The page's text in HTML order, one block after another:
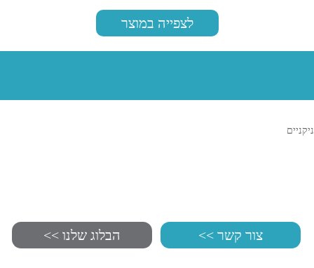
לצפייה במוצר
ניקניים
צור קשר >> הבלוג שלנו >>